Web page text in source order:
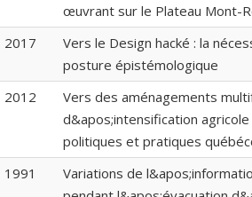
œuvrant sur le Plateau Mont-
2017
Vers le Design hacké : la
posture épistémologique
2012
Vers des aménagements
d&apos;intensification
politiques et pratiques
1991
Variations de